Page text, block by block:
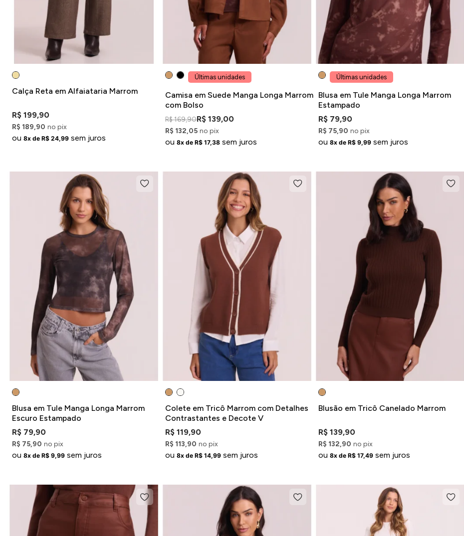
Calça Reta em Alfaiataria Marrom
R$ 199,90
R$ 189,90 no pix
ou8x de R$ 24,99 sem juros
Últimas unidades
Camisa em Suede Manga Longa Marrom
com Bolso
R$ 169,90R$ 139,00
R$ 132,05 no pix
ou8x de R$ 17,38 sem juros
Últimas unidades
Blusa em Tule Manga Longa Marrom
Estampado
R$ 79,90
R$ 75,90 no pix
ou8x de R$ 9,99 sem juros
Blusa em Tule Manga Longa Marrom
Escuro Estampado
R$ 79,90
R$ 75,90 no pix
ou8x de R$ 9,99 sem juros
Colete em Tricô Marrom com Detalhes
Contrastantes e Decote V
R$ 119,90
R$ 113,90 no pix
ou8x de R$ 14,99 sem juros
Blusão em Tricô Canelado Marrom
R$ 139,90
R$ 132,90 no pix
ou8x de R$ 17,49 sem juros